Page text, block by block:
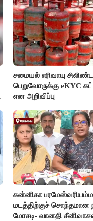
சமையல் எரிவாயு
பெறுவோருக்கு eKYC
என அறிவிப்பு
கன்னிகா
மடத்திற்குச் சொந்தமான
மோசடி- வானதி